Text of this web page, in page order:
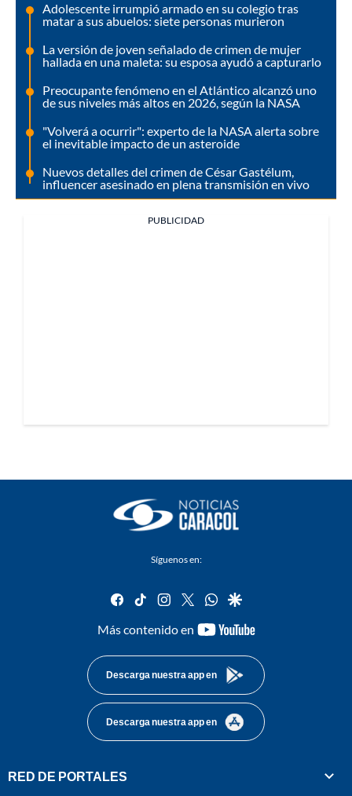
Adolescente irrumpió armado en su colegio tras
matar a sus abuelos: siete personas murieron
La versión de joven señalado de crimen de mujer
hallada en una maleta: su esposa ayudó a capturarlo
Preocupante fenómeno en el Atlántico alcanzó uno
de sus niveles más altos en 2026, según la NASA
"Volverá a ocurrir": experto de la NASA alerta sobre
el inevitable impacto de un asteroide
Nuevos detalles del crimen de César Gastélum,
influencer asesinado en plena transmisión en vivo
PUBLICIDAD
Síguenos en:
facebook
tiktok instagram
twitterwhatsapp
google
Más contenido en
youtube-
Descarga nuestra app en
Descarga nuestra app en
RED DE PORTALES